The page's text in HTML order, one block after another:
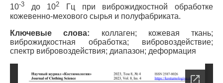
10-3 до 102 Гц при виброжидкостной обработке
кожевенно-мехового сырья и полуфабриката.
Ключевые слова: коллаген; кожевая ткань;
виброжидкостная обработка; вибровоздействие;
спектр вибровоздействия; диапазон; деформация